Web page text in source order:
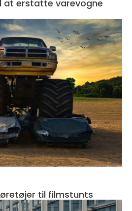
at erstatte varevogne
til filmstunts